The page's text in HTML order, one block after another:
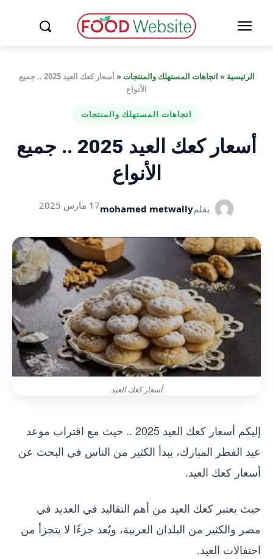
الرئيسية « اتجاهات المستهلك والمنتجات«
أسعار كعك العيد 2025 .. جميع
الأنواع
اتجاهات المستهلك والمنتجات
أسعار كعك العيد 2025 .. جميع
الأنواع
بقلمmohamed metwally17 مارس 2025
أسعار كعك العيد
إليكم أسعار كعك العيد 2025 .. حيث مع اقتراب موعد
عيد الفطر المبارك، يبدأ الكثير من الناس في البحث عن
أسعار كعك العيد.
حيث يعتبر كعك العيد من أهم التقاليد في العديد في
مصر والكثير من البلدان العربية، ويُعد جزءًا لا يتجزأ من
احتفالات العيد.